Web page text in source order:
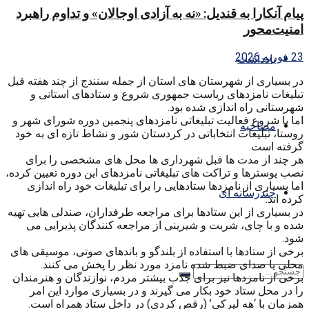
یادداشت
مصاحبه
چندرسانه ای
پیام آنکارا به قندیل: «نه به آزادی اوجالان» و تداوم راهبرد
امنیت‌محور
23 فوریه 2026
در بسیاری از شهرستان های استان از جمله سنندج از چند هفته قبل
تبلیغات نامزدهای ریاست جمهوری شروع و ستادهای استانی و
شهرستانی راه اندازی شده بود.
اما با شروع فعالیت تبلیغاتی نامزدهای پنجمین دوره شورای شهر و
روستا، تبلیغات انتخاباتی در کردستان شور و نشاط تازه ای به خود
گرفته است.
هر چند از مدت ها قبل شهرداری ها محل های مشخصی را برای
نصب پوسترها و تراکت های تبلیغاتی نامزدهای این دوره تعیین کرده،
اما بسیاری از نامزدها ستادهایی را برای تبلیغات خود راه اندازی
کرده اند.
در بسیاری از این ستادها برای مراجعه طرفداران، صندلی هایی تهیه
شده و با چای، شربت و شیرینی از مراجعه کنندگان پذیرایی می
شود.
برخی از ستادها با استفاده از بلندگو و باندهای صوتی، موسیقی های
محلی یا صدای ضبط شده نامزد مورد نظر را پخش می کنند.
برخی از نامزدها نیز برای جذب بیشتر مردم، نوازندگان و هنرمندان
را در محل ستاد خود بکار می گیرند و در بسیاری موارد این امر
همزمان با ‘هه لپرکی’ (رقص کردی) در داخل ستاد همراه است.